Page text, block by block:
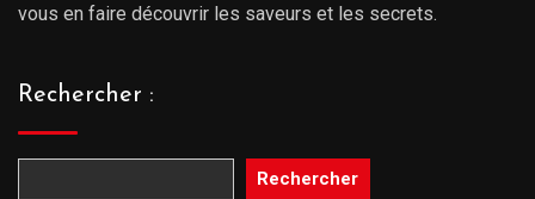
vous en faire découvrir les saveurs et les secrets.
Rechercher :
Rechercher